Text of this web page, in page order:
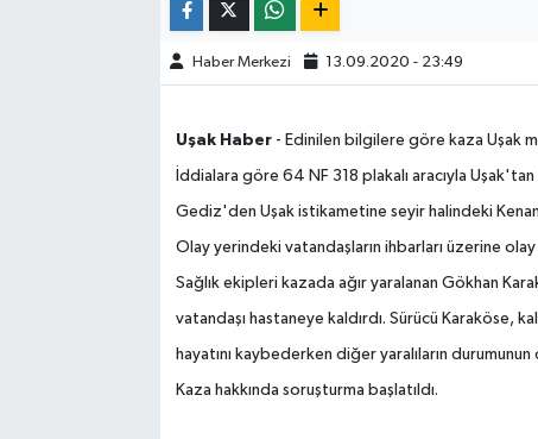
Haber Merkezi 13.09.2020 - 23:49
Uşak Haber- Edinilen bilgilere göre kaza Uşak
İddialara göre 64 NF 318 plakalı aracıyla
Gediz'den Uşak istikametine seyir halindeki
Olay yerindeki vatandaşların ihbarları üzerine
Sağlık ekipleri kazada ağır yaralanan Gökhan
vatandaşı hastaneye kaldırdı. Sürücü Karaköse,
hayatını kaybederken diğer yaralıların
Kaza hakkında soruşturma başlatıldı.
KÜLTÜR-SANAT
ÖZEL HABER